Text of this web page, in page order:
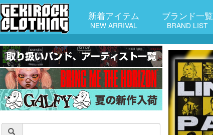
新着アイテム
NEW ARRIVAL
ブランド一覧
BRAND LIST